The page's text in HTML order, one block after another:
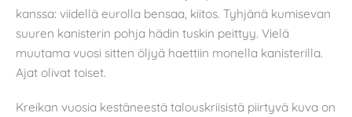
kanssa: viidellä eurolla bensaa, kiitos. Tyhjänä kumisevan
suuren kanisterin pohja hädin tuskin peittyy. Vielä
muutama vuosi sitten öljyä haettiin monella kanisterilla.
Ajat olivat toiset.
Kreikan vuosia kestäneestä talouskriisistä piirtyvä kuva on